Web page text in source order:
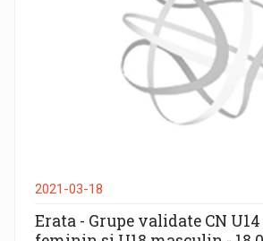
2021-03-18
Erata - Grupe validate CN